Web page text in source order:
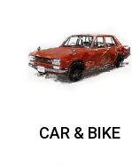
CAR & BIKE